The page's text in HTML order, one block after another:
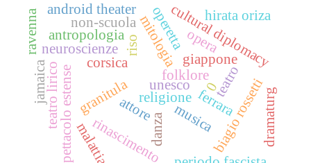
granitula
danza
corsica
folklore
religione
risomitologia giappone
spettacolo estense ferrara
biagio rossetti
rinascimento
cultural diplomacy
operetta
neuroscienze
teatro
attore musica
teatro lirico
opera
jamaica
antropologia
malattia
android theater hirata oriza
non-scuola
ravenna
dramaturg
0
unesco